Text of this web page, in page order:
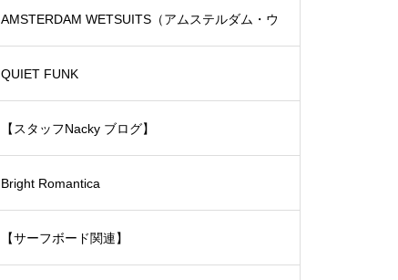
ード）
AMSTERDAM WETSUITS（アムステルダム・ウ
ェットスーツ）
QUIET FUNK
【スタッフNacky ブログ】
Bright Romantica
【サーフボード関連】